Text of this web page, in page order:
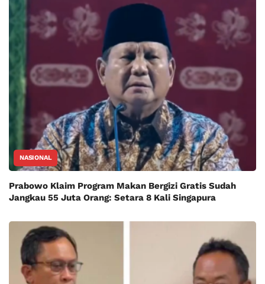
NASIONAL
Prabowo Klaim Program Makan Bergizi Gratis Sudah
Jangkau 55 Juta Orang: Setara 8 Kali Singapura